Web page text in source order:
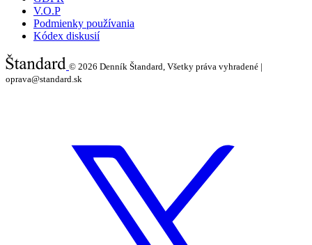
V.O.P
Podmienky používania
Kódex diskusií
© 2026 Denník Štandard, Všetky práva vyhradené |
oprava@standard.sk